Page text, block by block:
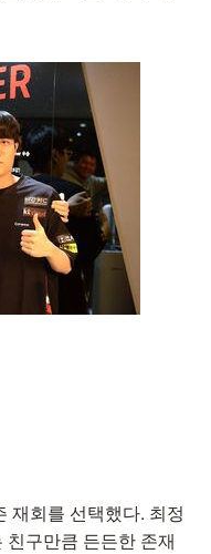
재회를 선택했다. 최정
구만큼 든든한 존재